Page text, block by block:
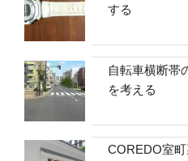
する
自転車横断帯
を考える
COREDO室